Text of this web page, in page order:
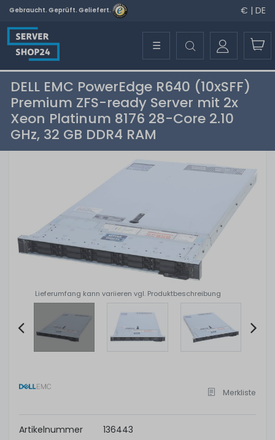
Gebraucht. Geprüft. Geliefert. € | DE
☰
DELL EMC PowerEdge R640 (10xSFF)
Premium ZFS-ready Server mit 2x
Xeon Platinum 8176 28-Core 2.10
GHz, 32 GB DDR4 RAM
Lieferumfang kann variieren vgl. Produktbeschreibung
of
Merkliste
Artikelnummer
136443